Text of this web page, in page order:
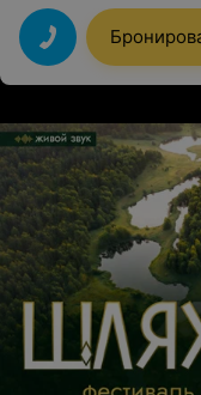
площадок, где мы
!! Все чистенькое,
уровне!! Мой любимый администратор АНАСТАСИЯ!)
Любой вопрос,
молниеностно !) Официантам отдельная
вежливые ребята!) Успехов и процветания данной
площадке!)